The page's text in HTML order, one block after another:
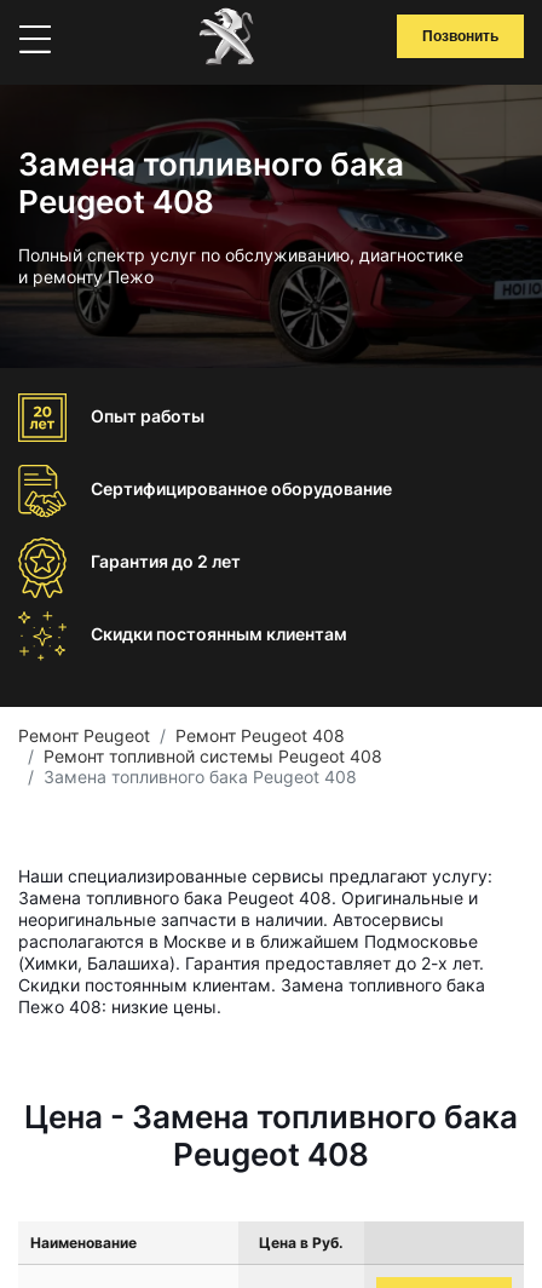
Позвонить
Замена топливного бака
Peugeot 408
Полный спектр услуг по обслуживанию, диагностике
и ремонту Пежо
Опыт работы
Сертифицированноеоборудование
Гарантиядо 2 лет
Скидки постоянным клиентам
Ремонт Peugeot
Ремонт Peugeot 408
Ремонт топливной системы Peugeot 408
Замена топливного бака Peugeot 408
Наши специализированные сервисы предлагают услугу:
Замена топливного бака Peugeot 408. Оригинальные и
неоригинальные запчасти в наличии. Автосервисы
располагаются в Москве и в ближайшем Подмосковье
(Химки, Балашиха). Гарантия предоставляет до 2-х лет.
Скидки постоянным клиентам. Замена топливного бака
Пежо 408: низкие цены.
Цена - Замена топливного бака
Peugeot 408
Наименование Цена в Руб.